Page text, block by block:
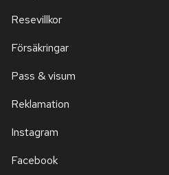
Resevillkor
Försäkringar
Pass & visum
Reklamation
Instagram
Facebook